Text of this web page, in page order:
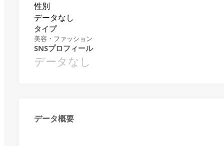
性別
データなし
タイプ
美容・ファッション
SNSプロフィール
データなし
データ概要